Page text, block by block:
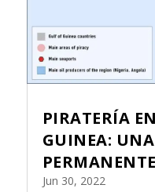
PIRATERÍA
GUINEA:
PERMANENTE
Jun 30, 2022